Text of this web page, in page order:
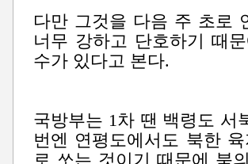
다만 그것을 다음 주 초로
너무 강하고 단호하기 때
수가 있다고 본다.
국방부는 1차 땐 백령도 서
번엔 연평도에서도 북한
로 쏘는 것이기 때문에 북